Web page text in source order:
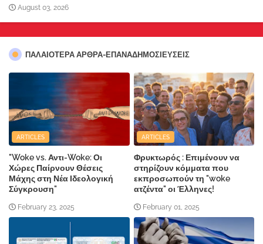
August 03, 2026
ΠΑΛΑΙΟΤΕΡΑ ΑΡΘΡΑ-ΕΠΑΝΑΔΗΜΟΣΙΕΥΣΕΙΣ
ARTICLES
"Woke vs. Αντι-Woke: Οι
Χώρες Παίρνουν Θέσεις
Μάχης στη Νέα Ιδεολογική
Σύγκρουση"
February 23, 2025
ARTICLES
Φρυκτωρός : Επιμένουν να
στηρίζουν κόμματα που
εκπροσωπούν τη "woke
ατζέντα" οι Έλληνες!
February 01, 2025